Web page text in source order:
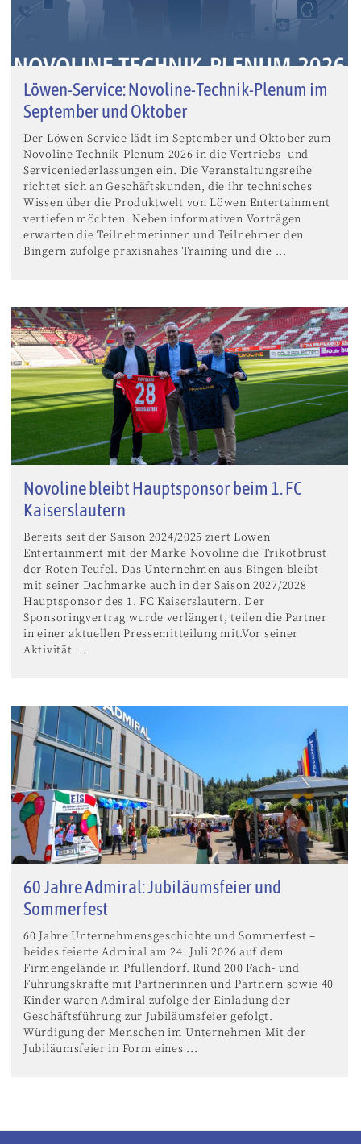
Löwen-Service: Novoline-Technik-Plenum im
September und Oktober
Der Löwen-Service lädt im September und Oktober zum
Novoline-Technik-Plenum 2026 in die Vertriebs- und
Serviceniederlassungen ein. Die Veranstaltungsreihe
richtet sich an Geschäftskunden, die ihr technisches
Wissen über die Produktwelt von Löwen Entertainment
vertiefen möchten. Neben informativen Vorträgen
erwarten die Teilnehmerinnen und Teilnehmer den
Bingern zufolge praxisnahes Training und die ...
Novoline bleibt Hauptsponsor beim 1. FC
Kaiserslautern
Bereits seit der Saison 2024/2025 ziert Löwen
Entertainment mit der Marke Novoline die Trikotbrust
der Roten Teufel. Das Unternehmen aus Bingen bleibt
mit seiner Dachmarke auch in der Saison 2027/2028
Hauptsponsor des 1. FC Kaiserslautern. Der
Sponsoringvertrag wurde verlängert, teilen die Partner
in einer aktuellen Pressemitteilung mit.Vor seiner
Aktivität ...
60 Jahre Admiral: Jubiläumsfeier und
Sommerfest
60 Jahre Unternehmensgeschichte und Sommerfest –
beides feierte Admiral am 24. Juli 2026 auf dem
Firmengelände in Pfullendorf. Rund 200 Fach- und
Führungskräfte mit Partnerinnen und Partnern sowie 40
Kinder waren Admiral zufolge der Einladung der
Geschäftsführung zur Jubiläumsfeier gefolgt.
Würdigung der Menschen im Unternehmen Mit der
Jubiläumsfeier in Form eines ...